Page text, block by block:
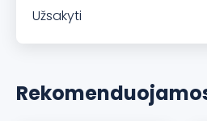
Užsakyti